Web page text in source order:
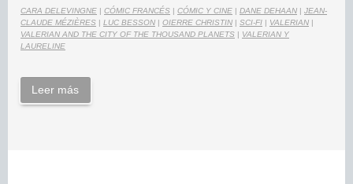
CARA DELEVINGNE | CÓMIC FRANCÉS | CÓMIC Y CINE | DANE DEHAAN | JEAN-
CLAUDE MÉZIÈRES | LUC BESSON | OIERRE CHRISTIN | SCI-FI | VALERIAN |
VALERIAN AND THE CITY OF THE THOUSAND PLANETS | VALERIAN Y
LAURELINE
Leer más